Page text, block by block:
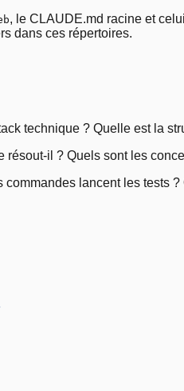
, le CLAUDE.md racine et
dans ces répertoires.
technique ? Quelle est la
il ? Quels sont les
lancent les tests